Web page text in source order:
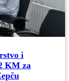
i
KM za